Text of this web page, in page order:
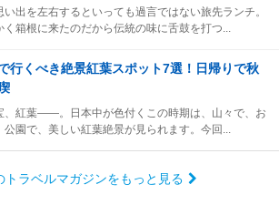
い出を左右するといっても過言ではない旅先ランチ。
く箱根に来たのだから伝統の味に舌鼓を打つ...
行くべき絶景紅葉スポット7選！日帰りで秋
、紅葉――。日本中が色付くこの時期は、山々で、お
公園で、美しい紅葉絶景が見られます。今回...
トラベルマガジンをもっと見る